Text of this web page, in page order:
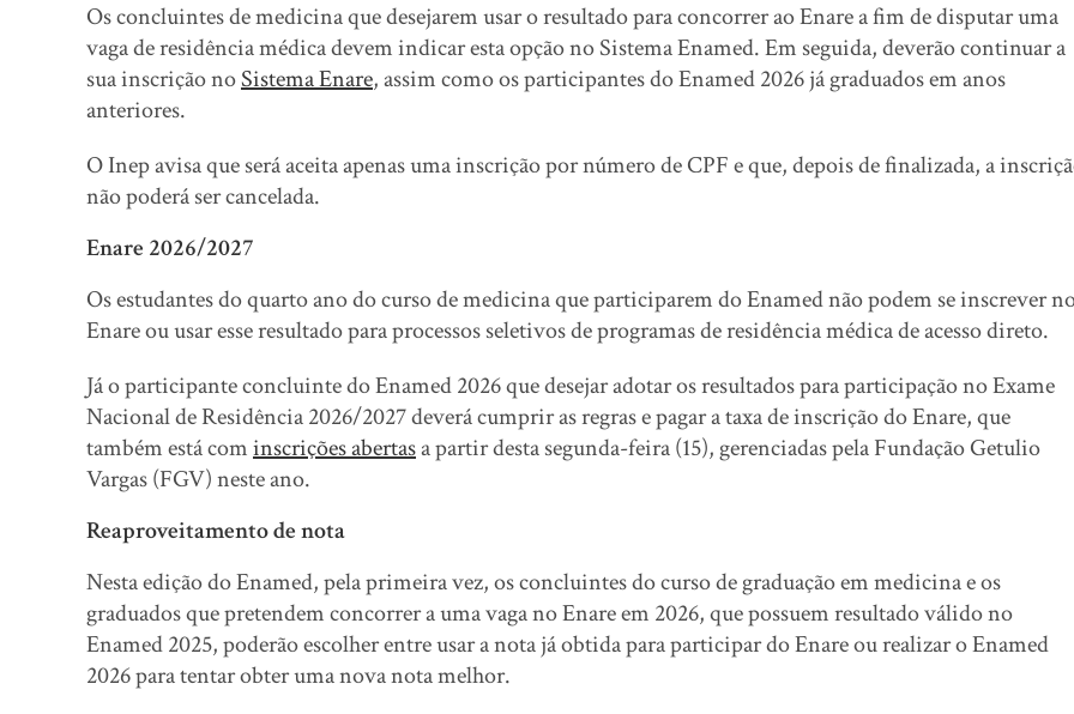
Os concluintes de medicina que desejarem usar o resultado para concorrer ao Enare a fim de disputar uma
vaga de residência médica devem indicar esta opção no Sistema Enamed. Em seguida, deverão continuar a
sua inscrição noSistema Enare, assim como os participantes do Enamed 2026 já graduados em anos
anteriores.
O Inep avisa que será aceita apenas uma inscrição por número de CPF e que, depois de finalizada, a
não poderá ser cancelada.
Enare 2026/2027
Os estudantes do quarto ano do curso de medicina que participarem do Enamed não podem se inscrever
Enare ou usar esse resultado para processos seletivos de programas de residência médica de acesso direto.
Já o participante concluinte do Enamed 2026 que desejar adotar os resultados para participação no Exame
Nacional de Residência 2026/2027 deverá cumprir as regras e pagar a taxa de inscrição do Enare, que
também está cominscrições abertasa partir desta segunda-feira (15), gerenciadas pela Fundação Getulio
Vargas (FGV) neste ano.
Reaproveitamento de nota
Nesta edição do Enamed, pela primeira vez, os concluintes do curso de graduação em medicina e os
graduados que pretendem concorrer a uma vaga no Enare em 2026, que possuem resultado válido no
Enamed 2025, poderão escolher entre usar a nota já obtida para participar do Enare ou realizar o Enamed
2026 para tentar obter uma nova nota melhor.